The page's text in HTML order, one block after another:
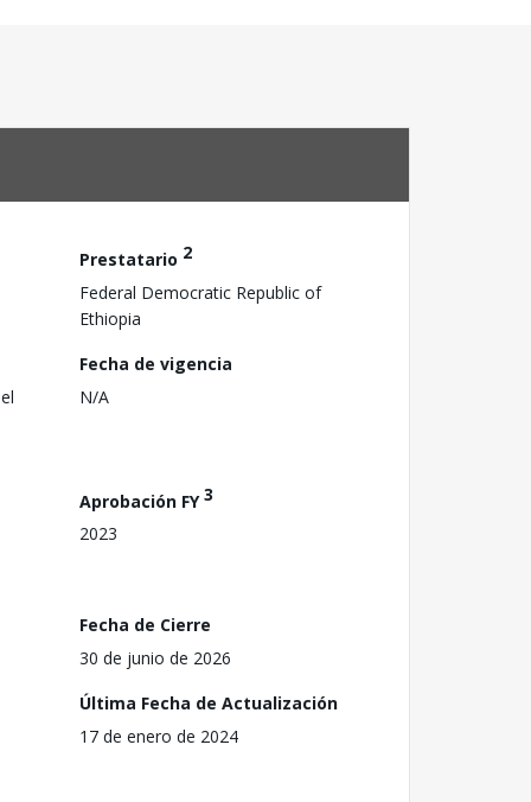
Prestatario 2
Federal Democratic Republic of
Ethiopia
Fecha de vigencia
N/A
Aprobación FY3
2023
Fecha de Cierre
30 de junio de 2026
Última Fecha de Actualización
17 de enero de 2024